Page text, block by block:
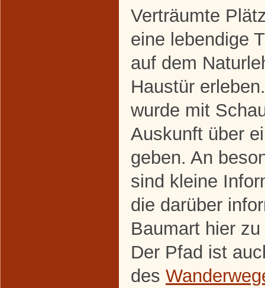
Verträumte
eine lebendige
auf dem
Haustür
wurde mit
Auskunft über
geben. An
sind kleine
die darüber
Baumart hier
Der Pfad ist
des